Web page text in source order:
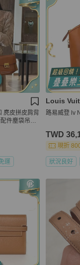
麂皮拼皮肩背
件塵袋吊牌
運
Louis
路易威登 lv
TWD
現折
狀況良好